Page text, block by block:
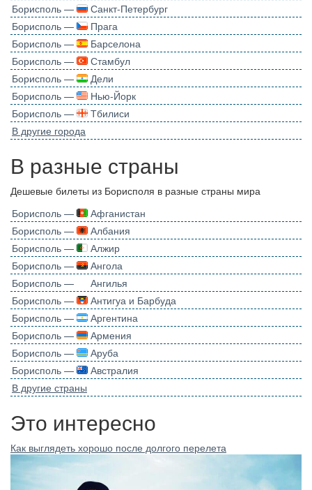
Борисполь —
Санкт-Петербург
Борисполь —
Прага
Борисполь —
Барселона
Борисполь —
Стамбул
Борисполь —
Дели
Борисполь —
Нью-Йорк
Борисполь —
Тбилиси
В другие города
В разные страны
Дешевые билеты из Борисполя в разные страны мира
Борисполь —
Афганистан
Борисполь —
Албания
Борисполь —
Алжир
Борисполь —
Ангола
Борисполь —
Ангилья
Борисполь —
Антигуа и Барбуда
Борисполь —
Аргентина
Борисполь —
Армения
Борисполь —
Аруба
Борисполь —
Австралия
В другие страны
Это интересно
Как выглядеть хорошо после долгого перелета